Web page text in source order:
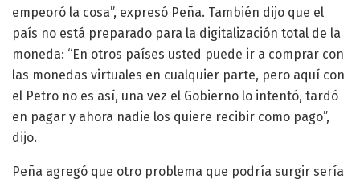
empeoró la cosa”, expresó Peña. También dijo que el
país no está preparado para la digitalización total de la
moneda: “En otros países usted puede ir a comprar con
las monedas virtuales en cualquier parte, pero aquí con
el Petro no es así, una vez el Gobierno lo intentó, tardó
en pagar y ahora nadie los quiere recibir como pago”,
dijo.
Peña agregó que otro problema que podría surgir sería